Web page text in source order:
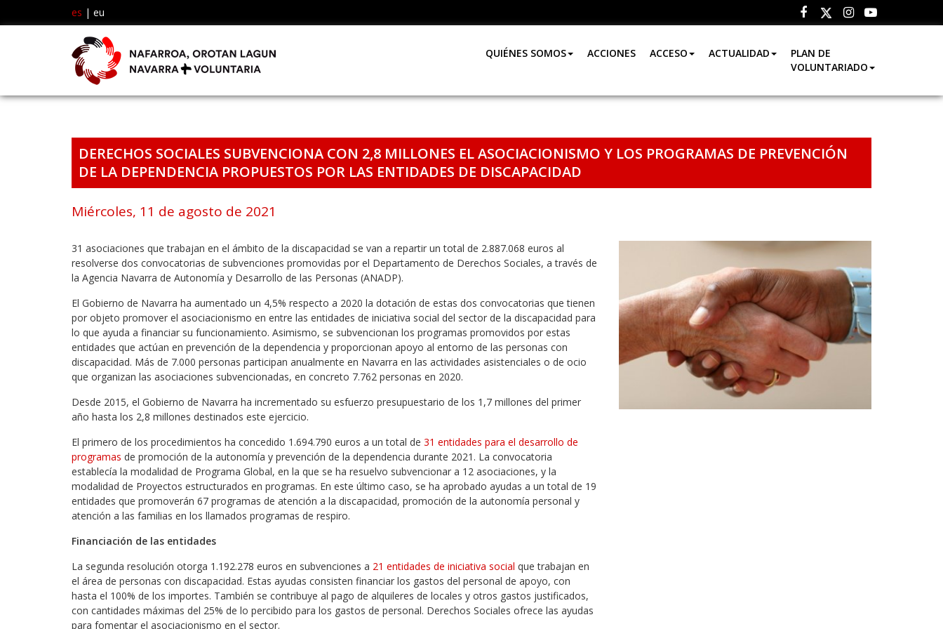
es | eu
Facebook
Twitter
Instagram
Youtube
QUIÉNES SOMOS ACCIONES ACCESO ACTUALIDAD
PLAN DE
VOLUNTARIADO
DERECHOS SOCIALES SUBVENCIONA CON 2,8 MILLONES EL ASOCIACIONISMO Y LOS PROGRAMAS DE PREVENCIÓN
DE LA DEPENDENCIA PROPUESTOS POR LAS ENTIDADES DE DISCAPACIDAD
Miércoles, 11 de agosto de 2021
31 asociaciones que trabajan en el ámbito de la discapacidad se van a repartir un total de 2.887.068 euros al
resolverse dos convocatorias de subvenciones promovidas por el Departamento de Derechos Sociales, a través de
la Agencia Navarra de Autonomía y Desarrollo de las Personas (ANADP).
El Gobierno de Navarra ha aumentado un 4,5% respecto a 2020 la dotación de estas dos convocatorias que tienen
por objeto promover el asociacionismo en entre las entidades de iniciativa social del sector de la discapacidad para
lo que ayuda a financiar su funcionamiento. Asimismo, se subvencionan los programas promovidos por estas
entidades que actúan en prevención de la dependencia y proporcionan apoyo al entorno de las personas con
discapacidad. Más de 7.000 personas participan anualmente en Navarra en las actividades asistenciales o de ocio
que organizan las asociaciones subvencionadas, en concreto 7.762 personas en 2020.
Desde 2015, el Gobierno de Navarra ha incrementado su esfuerzo presupuestario de los 1,7 millones del primer
año hasta los 2,8 millones destinados este ejercicio.
El primero de los procedimientos ha concedido 1.694.790 euros a un total de 31 entidades para el desarrollo de
programas de promoción de la autonomía y prevención de la dependencia durante 2021. La convocatoria
establecía la modalidad de Programa Global, en la que se ha resuelvo subvencionar a 12 asociaciones, y la
modalidad de Proyectos estructurados en programas. En este último caso, se ha aprobado ayudas a un total de 19
entidades que promoverán 67 programas de atención a la discapacidad, promoción de la autonomía personal y
atención a las familias en los llamados programas de respiro.
Financiación de las entidades
La segunda resolución otorga 1.192.278 euros en subvenciones a 21 entidades de iniciativa social que trabajan en
el área de personas con discapacidad. Estas ayudas consisten financiar los gastos del personal de apoyo, con
hasta el 100% de los importes. También se contribuye al pago de alquileres de locales y otros gastos justificados,
con cantidades máximas del 25% de lo percibido para los gastos de personal. Derechos Sociales ofrece las ayudas
para fomentar el asociacionismo en el sector.